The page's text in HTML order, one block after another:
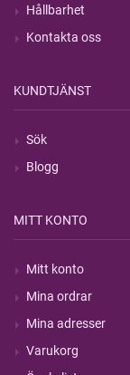
Hållbarhet
Kontakta oss
KUNDTJÄNST
Sök
Blogg
MITT KONTO
Mitt konto
Mina ordrar
Mina adresser
Varukorg